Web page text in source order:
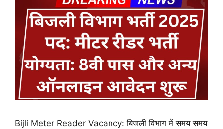
Bijli Meter Reader Vacancy: बिजली विभाग में समय समय